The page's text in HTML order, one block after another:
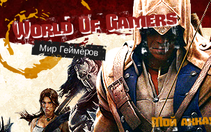
World Of Gamers
Мир Геймеров
Мой